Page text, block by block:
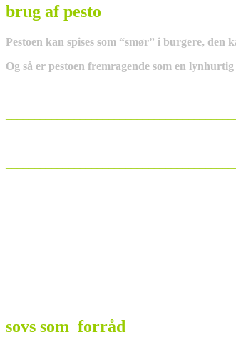
brug af pesto
Pestoen kan spises som “smør” i burgere,
Og så er pestoen fremragende som en lynhurtig
sovs som forråd